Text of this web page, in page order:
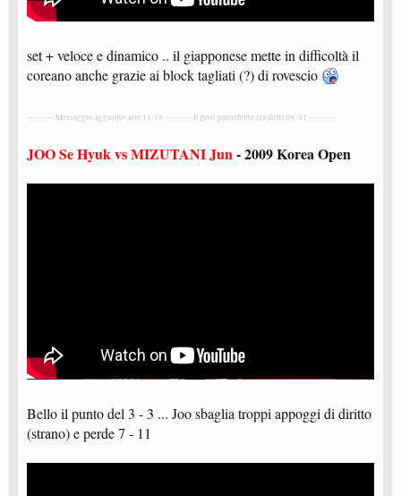
set + veloce e dinamico .. il giapponese mette in difficoltà il
coreano anche grazie ai block tagliati (?) di rovescio
---------- Messaggio aggiunto alle 11:15 ---------- Il post precedente era delle 08:41 ----------
JOO Se Hyuk vs MIZUTANI Jun- 2009 Korea Open
Bello il punto del 3 - 3 ... Joo sbaglia troppi appoggi di diritto
(strano) e perde 7 - 11